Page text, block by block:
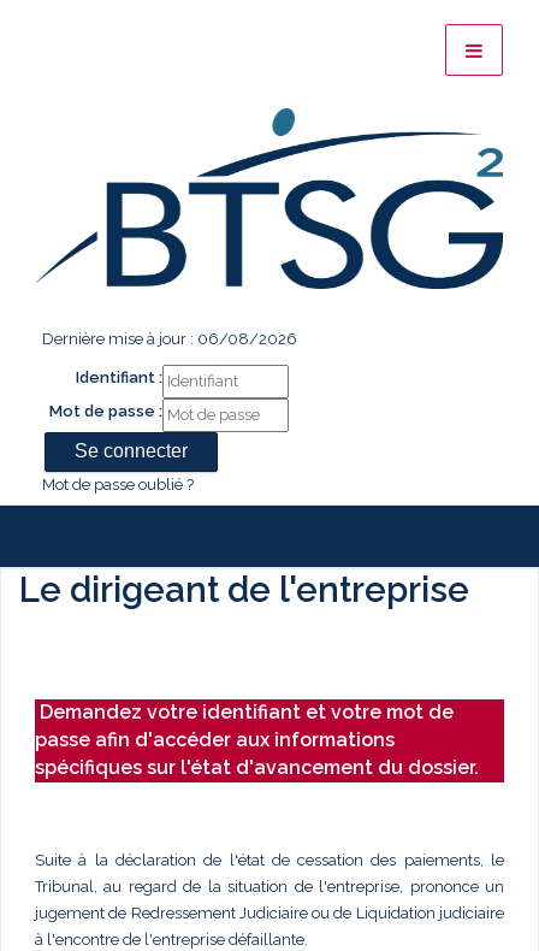
Dernière mise à jour : 06/08/2026
Identifiant :
Mot de passe :
Mot de passe oublié ?
Le dirigeant de l'entreprise
Demandez votre identifiant et votre mot de
passe afin d'accéder aux informations
spécifiques sur l'état d'avancement du dossier.
Suite à la déclaration de l'état de cessation des paiements, le
Tribunal, au regard de la situation de l'entreprise, prononce un
jugement de Redressement Judiciaire ou de Liquidation judiciaire
à l'encontre de l'entreprise défaillante.